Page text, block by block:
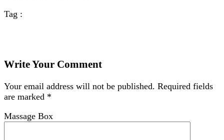
Tag :
Write Your Comment
Your email address will not be published. Required fields
are marked *
Massage Box